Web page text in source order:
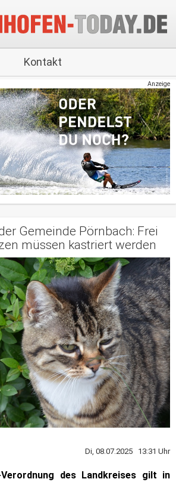
Kontakt
Anzeige
Gemeinde Pörnbach: Frei
müssen kastriert werden
Di, 08.07.2025 13:31 Uhr
Verordnung des Landkreises gilt in